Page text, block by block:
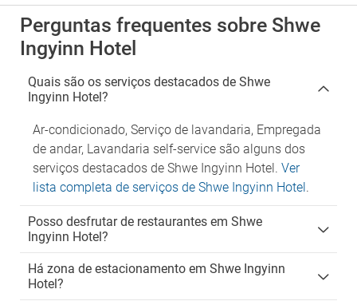
Perguntas frequentes sobre Shwe
Ingyinn Hotel
Quais são os serviços destacados de Shwe
Ingyinn Hotel?
Ar-condicionado, Serviço de lavandaria, Empregada
de andar, Lavandaria self-service são alguns dos
serviços destacados de Shwe Ingyinn Hotel. Ver
lista completa de serviços de Shwe Ingyinn Hotel.
Posso desfrutar de restaurantes em Shwe
Ingyinn Hotel?
Há zona de estacionamento em Shwe Ingyinn
Hotel?